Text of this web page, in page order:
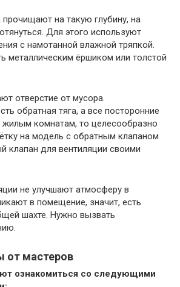
прочищают на такую глубину, на
Для этого используют
с намотанной влажной тряпкой.
металлическим ёршиком или толстой
отверстие от мусора.
обратная тяга, а все посторонние
жилым комнатам, то целесообразно
на модель с обратным клапаном
клапан для вентиляции своими
не улучшают атмосферу в
в помещение, значит, есть
шахте. Нужно вызвать
от мастеров
ознакомиться со следующими